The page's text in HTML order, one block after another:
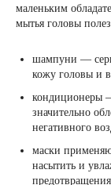
маленьким
мытья головы
шампуни —
кожу головы и
кондиционеры
значительно
негативного
маски
насытить и